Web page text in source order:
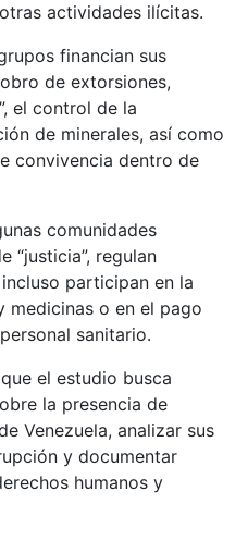
actividades ilícitas.
financian sus
de extorsiones,
el control de la
de minerales, así como
convivencia dentro de
comunidades
“justicia”, regulan
participan en la
medicinas o en el pago
sanitario.
el estudio busca
la presencia de
Venezuela, analizar sus
y documentar
humanos y